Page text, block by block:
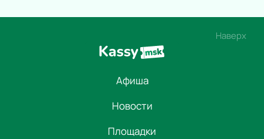
Наверх
Афиша
Новости
Площадки